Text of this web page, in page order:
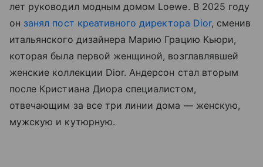
лет руководил модным домом Loewe. В 2025 году
он занял пост креативного директора Dior, сменив
итальянского дизайнера Марию Грацию Кьюри,
которая была первой женщиной, возглавлявшей
женские коллекции Dior. Андерсон стал вторым
после Кристиана Диора специалистом,
отвечающим за все три линии дома — женскую,
мужскую и кутюрную.